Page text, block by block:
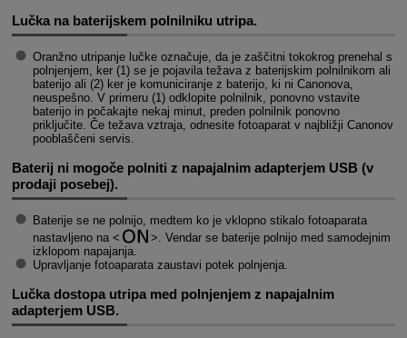
Lučka na baterijskem polnilniku utripa.
Oranžno utripanje lučke označuje, da je zaščitni tokokrog prenehal s
polnjenjem, ker (1) se je pojavila težava z baterijskim polnilnikom ali
baterijo ali (2) ker je komuniciranje z baterijo, ki ni Canonova,
neuspešno. V primeru (1) odklopite polnilnik, ponovno vstavite
baterijo in počakajte nekaj minut, preden polnilnik ponovno
priključite. Če težava vztraja, odnesite fotoaparat v najbližji Canonov
pooblaščeni servis.
Baterij ni mogoče polniti z napajalnim adapterjem USB (v
prodaji posebej).
Baterije se ne polnijo, medtem ko je vklopno stikalo fotoaparata
nastavljeno na
. Vendar se baterije polnijo med samodejnim
izklopom napajanja.
Upravljanje fotoaparata zaustavi potek polnjenja.
Lučka dostopa utripa med polnjenjem z napajalnim
adapterjem USB.